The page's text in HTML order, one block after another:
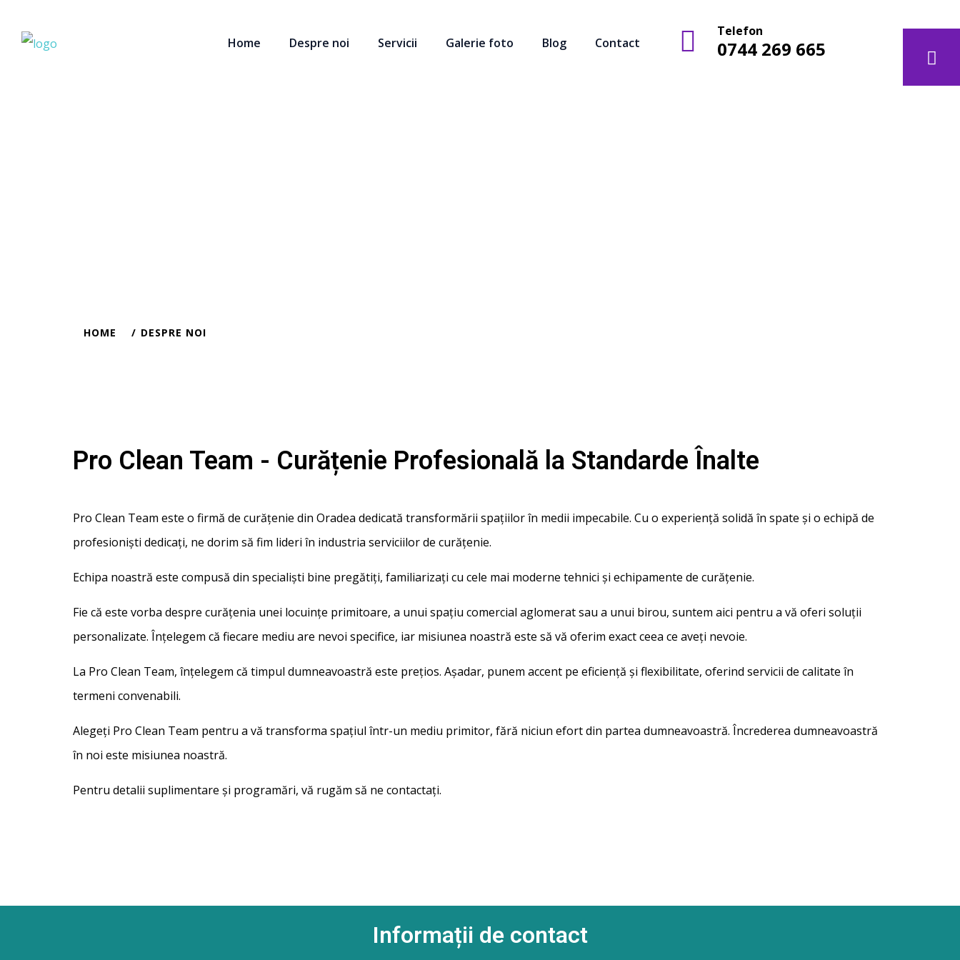
Home Despre noi Servicii Galerie foto Blog Contact
Telefon
0744 269 665
HOME DESPRE NOI
Pro Clean Team - Curățenie Profesională la Standarde Înalte
Pro Clean Team este o firmă de curățenie din Oradea dedicată transformării spațiilor în medii impecabile. Cu o experiență solidă în spate și o echipă de
profesioniști dedicați, ne dorim să fim lideri în industria serviciilor de curățenie.
Echipa noastră este compusă din specialiști bine pregătiți, familiarizați cu cele mai moderne tehnici și echipamente de curățenie.
Fie că este vorba despre curățenia unei locuințe primitoare, a unui spațiu comercial aglomerat sau a unui birou, suntem aici pentru a vă oferi soluții
personalizate. Înțelegem că fiecare mediu are nevoi specifice, iar misiunea noastră este să vă oferim exact ceea ce aveți nevoie.
La Pro Clean Team, înțelegem că timpul dumneavoastră este prețios. Așadar, punem accent pe eficiență și flexibilitate, oferind servicii de calitate în
termeni convenabili.
Alegeți Pro Clean Team pentru a vă transforma spațiul într-un mediu primitor, fără niciun efort din partea dumneavoastră. Încrederea dumneavoastră
în noi este misiunea noastră.
Pentru detalii suplimentare și programări, vă rugăm să ne contactați.
Informații de contact